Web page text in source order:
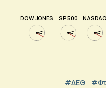
DOW JONES SP 500 NASDAQ
#ΔΕΘ